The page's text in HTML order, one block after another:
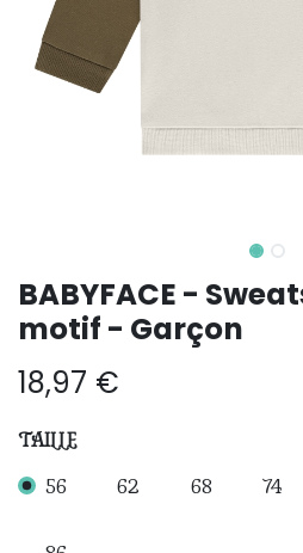
BABYFACE -
motif - Garçon
18,97 €
TAILLE
56 62 68 74